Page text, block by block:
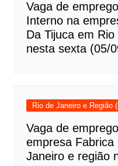
Vaga de
Interno na
Da Tijuca em
nesta sexta (05/
Rio de Janeiro e Região
Vaga de
empresa Fabrica
Janeiro e região